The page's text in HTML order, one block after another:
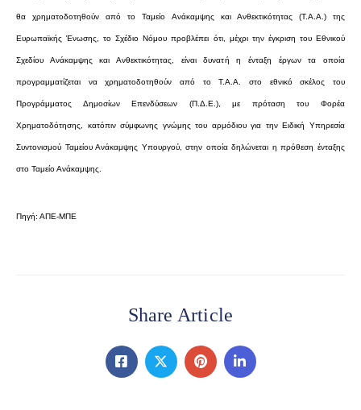
θα χρηματοδοτηθούν από το Ταμείο Ανάκαμψης και Ανθεκτικότητας (Τ.Α.Α.) της
Ευρωπαϊκής Ένωσης, το Σχέδιο Νόμου προβλέπει ότι, μέχρι την έγκριση του Εθνικού
Σχεδίου Ανάκαμψης και Ανθεκτικότητας, είναι δυνατή η ένταξη έργων τα οποία
προγραμματίζεται να χρηματοδοτηθούν από το Τ.Α.Α. στο εθνικό σκέλος του
Προγράμματος Δημοσίων Επενδύσεων (Π.Δ.Ε.), με πρόταση του Φορέα
Χρηματοδότησης, κατόπιν σύμφωνης γνώμης του αρμόδιου για την Ειδική Υπηρεσία
Συντονισμού Ταμείου Ανάκαμψης Υπουργού, στην οποία δηλώνεται η πρόθεση ένταξης
στο Ταμείο Ανάκαμψης.
Πηγή: ΑΠΕ-ΜΠΕ
Share Article